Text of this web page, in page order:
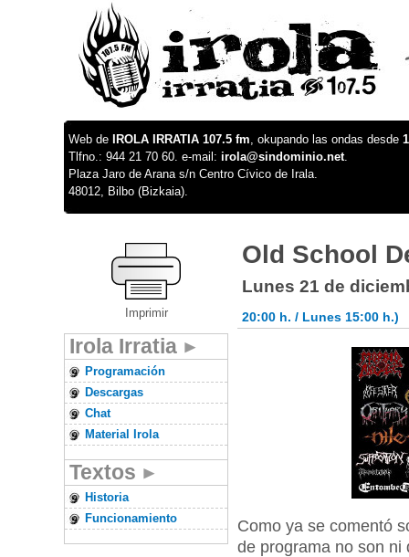
Web de IROLA IRRATIA 107.5 fm, okupando las ondas desde
Tlfno.: 944 21 70 60. e-mail: irola@sindominio.net.
Plaza Jaro de Arana s/n Centro Cívico de Irala.
48012, Bilbo (Bizkaia).
Imprimir
Irola Irratia
Programación
Descargas
Chat
Material Irola
Textos
Historia
Funcionamiento
Old School
Lunes 21 de
20:00 h. / Lunes 15:00 h.)
Como ya se comentó
de programa no son ni